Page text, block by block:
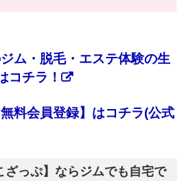
ム・脱毛・エステ体験の生
コチラ！
料会員登録】はコチラ(公式
っぷ】ならジムでも自宅で